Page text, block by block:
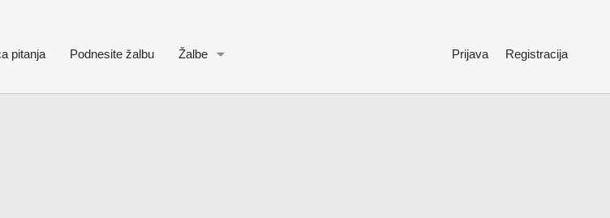
pitanja Podnesite žalbu Žalbe Prijava Registracija